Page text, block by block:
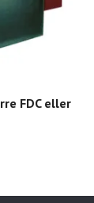
FDC eller